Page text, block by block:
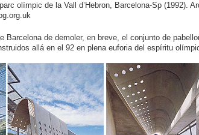
olímpic de la Vall d’Hebron, Barcelona-Sp (1992).
Barcelona de demoler, en breve, el conjunto de
allá en el 92 en plena euforia del espíritu